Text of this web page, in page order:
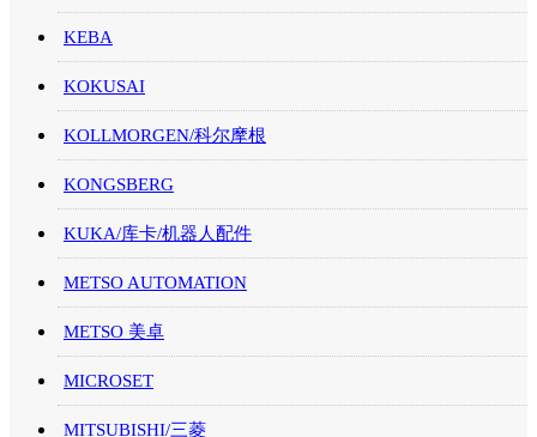
KEBA
KOKUSAI
KOLLMORGEN/科尔摩根
KONGSBERG
KUKA/库卡/机器人配件
METSO AUTOMATION
METSO 美卓
MICROSET
MITSUBISHI/三菱